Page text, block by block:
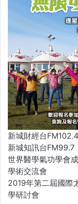
新城財經台
新城知訊台FM99.7
世界醫學氣功學會
學術交流會
2019年第二屆國際
學研討會